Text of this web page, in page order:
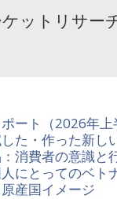
ットリサー
ート（2026年上
た・作った新し
消費者の意識と
にとってのベト
産国イメージ